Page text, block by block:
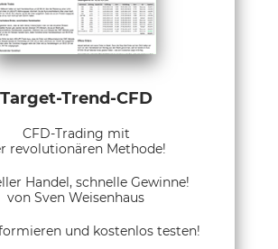
Target-Trend-CFD
CFD-Trading mit
revolutionären Methode!
Handel, schnelle Gewinne!
von Sven Weisenhaus
und kostenlos testen!